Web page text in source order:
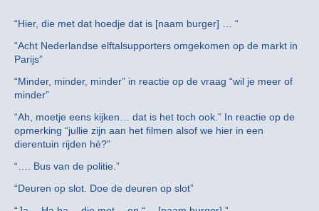
“Hier, die met dat hoedje dat is [naam burger] … “
“Acht Nederlandse elftalsupporters omgekomen op de markt in
Parijs”
“Minder, minder, minder” in reactie op de vraag “wil je meer of
minder”
“Ah, moetje eens kijken… dat is het toch ook.” In reactie op de
opmerking “jullie zijn aan het filmen alsof we hier in een
dierentuin rijden hè?”
“…. Bus van de politie.”
“Deuren op slot. Doe de deuren op slot”